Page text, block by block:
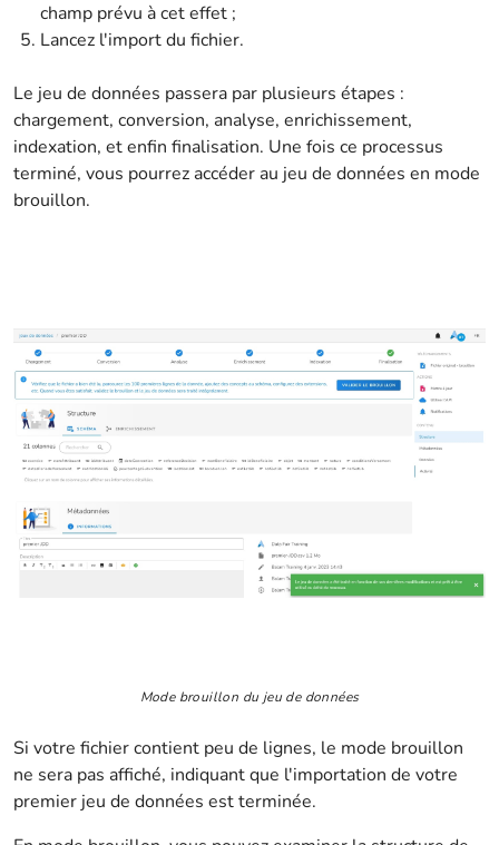
champ prévu à cet effet ;
Lancez l'import du fichier.
Le jeu de données passera par plusieurs étapes :
chargement, conversion, analyse, enrichissement,
indexation, et enfin finalisation. Une fois ce processus
terminé, vous pourrez accéder au jeu de données en mode
brouillon.
Mode brouillon du jeu de données
Si votre fichier contient peu de lignes, le mode brouillon
ne sera pas affiché, indiquant que l'importation de votre
premier jeu de données est terminée.